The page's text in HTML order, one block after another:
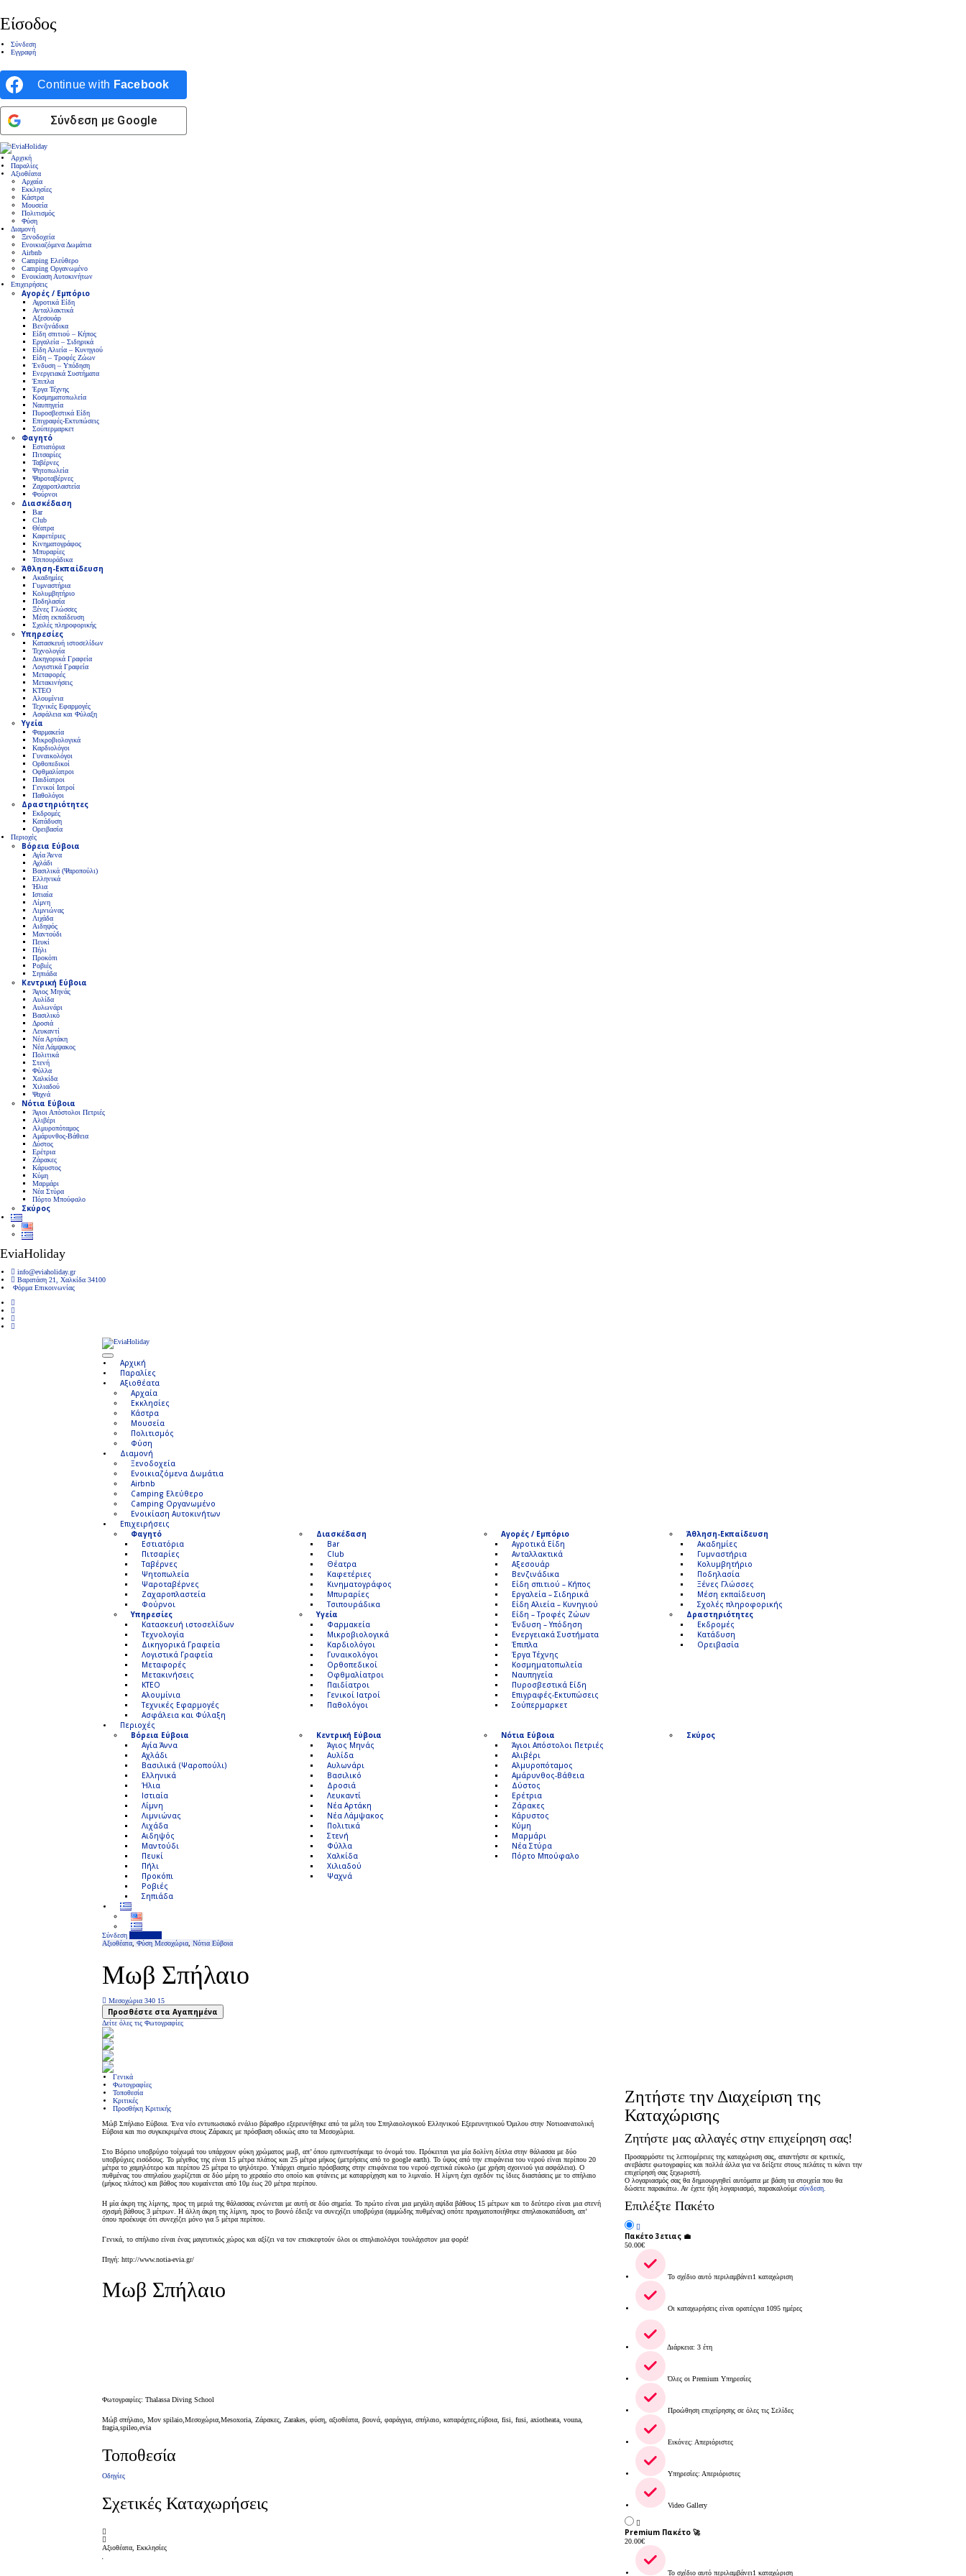
Είσοδος
Σύνδεση
Εγγραφή
Continue with Facebook
Σύνδεση με Google
Αρχική
Παραλίες
Αξιοθέατα
Αρχαία
Εκκλησίες
Κάστρα
Μουσεία
Πολιτισμός
Φύση
Διαμονή
Ξενοδοχεία
Ενοικιαζόμενα Δωμάτια
Airbnb
Camping Ελεύθερο
Camping Οργανωμένο
Ενοικίαση Αυτοκινήτων
Επιχειρήσεις
Αγορές / Εμπόριο
Αγροτικά Είδη
Ανταλλακτικά
Αξεσουάρ
Βενζινάδικα
Είδη σπιτιού – Κήπος
Εργαλεία – Σιδηρικά
Είδη Αλιεία – Κυνηγιού
Είδη – Τροφές Ζώων
Ένδυση – Υπόδηση
Ενεργειακά Συστήματα
Έπιπλα
Έργα Τέχνης
Κοσμηματοπωλεία
Ναυπηγεία
Πυροσβεστικά Είδη
Επιγραφές-Εκτυπώσεις
Σούπερμαρκετ
Φαγητό
Εστιατόρια
Πιτσαρίες
Ταβέρνες
Ψητοπωλεία
Ψαροταβέρνες
Ζαχαροπλαστεία
Φούρνοι
Διασκέδαση
Bar
Club
Θέατρα
Καφετέριες
Κινηματογράφος
Μπυραρίες
Τσιπουράδικα
Άθληση-Εκπαίδευση
Ακαδημίες
Γυμναστήρια
Κολυμβητήριο
Ποδηλασία
Ξένες Γλώσσες
Μέση εκπαίδευση
Σχολές πληροφορικής
Υπηρεσίες
Κατασκευή ιστοσελίδων
Τεχνολογία
Δικηγορικά Γραφεία
Λογιστικά Γραφεία
Μεταφορές
Μετακινήσεις
ΚΤΕΟ
Αλουμίνια
Τεχνικές Εφαρμογές
Ασφάλεια και Φύλαξη
Υγεία
Φαρμακεία
Μικροβιολογικά
Καρδιολόγοι
Γυναικολόγοι
Ορθοπεδικοί
Οφθμαλίατροι
Παιδίατροι
Γενικοί Ιατροί
Παθολόγοι
Δραστηριότητες
Εκδρομές
Κατάδυση
Ορειβασία
Περιοχές
Βόρεια Εύβοια
Αγία Άννα
Αχλάδι
Βασιλικά (Ψαροπούλι)
Ελληνικά
Ήλια
Ιστιαία
Λίμνη
Λιμνιώνας
Λιχάδα
Αιδηψός
Μαντούδι
Πευκί
Πήλι
Προκόπι
Ροβιές
Σηπιάδα
Κεντρική Εύβοια
Άγιος Μηνάς
Αυλίδα
Αυλωνάρι
Βασιλικό
Δροσιά
Λευκαντί
Νέα Αρτάκη
Νέα Λάμψακος
Πολιτικά
Στενή
Φύλλα
Χαλκίδα
Χιλιαδού
Ψαχνά
Νότια Εύβοια
Άγιοι Απόστολοι Πετριές
Αλιβέρι
Αλμυροπόταμος
Αμάρυνθος-Βάθεια
Δύστος
Ερέτρια
Ζάρακες
Κάρυστος
Κύμη
Μαρμάρι
Νέα Στύρα
Πόρτο Μπούφαλο
Σκύρος
EviaHoliday
info@eviaholiday.gr
Βαρατάση 21, Χαλκίδα 34100
Φόρμα Επικοινωνίας
Αρχική
Παραλίες
Αξιοθέατα
Αρχαία
Εκκλησίες
Κάστρα
Μουσεία
Πολιτισμός
Φύση
Διαμονή
Ξενοδοχεία
Ενοικιαζόμενα Δωμάτια
Airbnb
Camping Ελεύθερο
Camping Οργανωμένο
Ενοικίαση Αυτοκινήτων
Επιχειρήσεις
Αγορές / Εμπόριο
Αγροτικά Είδη
Ανταλλακτικά
Αξεσουάρ
Βενζινάδικα
Είδη σπιτιού – Κήπος
Εργαλεία – Σιδηρικά
Είδη Αλιεία – Κυνηγιού
Είδη – Τροφές Ζώων
Ένδυση – Υπόδηση
Ενεργειακά Συστήματα
Έπιπλα
Έργα Τέχνης
Κοσμηματοπωλεία
Ναυπηγεία
Πυροσβεστικά Είδη
Επιγραφές-Εκτυπώσεις
Σούπερμαρκετ
Φαγητό
Εστιατόρια
Πιτσαρίες
Ταβέρνες
Ψητοπωλεία
Ψαροταβέρνες
Ζαχαροπλαστεία
Φούρνοι
Διασκέδαση
Bar
Club
Θέατρα
Καφετέριες
Κινηματογράφος
Μπυραρίες
Τσιπουράδικα
Άθληση-Εκπαίδευση
Ακαδημίες
Γυμναστήρια
Κολυμβητήριο
Ποδηλασία
Ξένες Γλώσσες
Μέση εκπαίδευση
Σχολές πληροφορικής
Υπηρεσίες
Κατασκευή ιστοσελίδων
Τεχνολογία
Δικηγορικά Γραφεία
Λογιστικά Γραφεία
Μεταφορές
Μετακινήσεις
ΚΤΕΟ
Αλουμίνια
Τεχνικές Εφαρμογές
Ασφάλεια και Φύλαξη
Υγεία
Φαρμακεία
Μικροβιολογικά
Καρδιολόγοι
Γυναικολόγοι
Ορθοπεδικοί
Οφθμαλίατροι
Παιδίατροι
Γενικοί Ιατροί
Παθολόγοι
Δραστηριότητες
Εκδρομές
Κατάδυση
Ορειβασία
Περιοχές
Βόρεια Εύβοια
Αγία Άννα
Αχλάδι
Βασιλικά (Ψαροπούλι)
Ελληνικά
Ήλια
Ιστιαία
Λίμνη
Λιμνιώνας
Λιχάδα
Αιδηψός
Μαντούδι
Πευκί
Πήλι
Προκόπι
Ροβιές
Σηπιάδα
Κεντρική Εύβοια
Άγιος Μηνάς
Αυλίδα
Αυλωνάρι
Βασιλικό
Δροσιά
Λευκαντί
Νέα Αρτάκη
Νέα Λάμψακος
Πολιτικά
Στενή
Φύλλα
Χαλκίδα
Χιλιαδού
Ψαχνά
Νότια Εύβοια
Άγιοι Απόστολοι Πετριές
Αλιβέρι
Αλμυροπόταμος
Αμάρυνθος-Βάθεια
Δύστος
Ερέτρια
Ζάρακες
Κάρυστος
Κύμη
Μαρμάρι
Νέα Στύρα
Πόρτο Μπούφαλο
Σκύρος
Σύνδεση
Αξιοθέατα Φύση Μεσοχώρια Νότια Εύβοια
Μωβ Σπήλαιο
Μεσοχώρια 340 15
Προσθέστε στα Αγαπημένα
Δείτε όλες τις Φωτογραφίες
Γενικά
Φωτογραφίες
Τοποθεσία
Κριτικές
Προσθήκη Κριτικής
Μώβ Σπήλαιο Εύβοια. Ένα νέο εντυπωσιακό ενάλιο βάραθρο εξερευνήθηκε από τα μέλη του Σπηλαιολογικού Ελληνικού Εξερευνητικού Όμιλου στην Νοτιοανατολική
Εύβοια και πιο συγκεκριμένα στους Ζάρακες με πρόσβαση οδικώς απο τα Μεσοχώρια.
Στο Βόρειο υποβρύχιο τοίχωμά του υπάρχουν φύκη χρώματος μωβ, απ’ όπου εμπνευστήκαμε το όνομά του. Πρόκειται για μία δολίνη δίπλα στην θάλασσα με δύο
υποβρύχιες εισόδους. Το μέγεθος της είναι 15 μέτρα πλάτος και 25 μέτρα μήκος (μετρήσεις από το google earth). Το ύψος από την επιφάνεια του νερού είναι περίπου 20
μέτρα το χαμηλότερο και περίπου 25 μέτρα το ψηλότερο. Υπάρχει σημείο πρόσβασης στην επιφάνεια του νερού σχετικά εύκολο (με χρήση σχοινιού για ασφάλεια). Ο
πυθμένας του σπηλαίου χωρίζεται σε δύο μέρη το χερσαίο στο οποίο και φτάνεις με καταρρίχηση και το λιμναίο. Η λίμνη έχει σχεδόν τις ίδιες διαστάσεις με το σπήλαιο
(μήκος πλάτος) και βάθος που κυμαίνεται από 10μ έως 20 μέτρα περίπου.
Η μία άκρη της λίμνης, προς τη μεριά της θάλασσας ενώνεται με αυτή σε δύο σημεία. Το πρώτο είναι μια μεγάλη αψίδα βάθους 15 μέτρων και το δεύτερο είναι μια στενή
σχισμή βάθους 3 μέτρων. Η άλλη άκρη της λίμνη, προς το βουνό έδειξε να συνεχίζει υποβρύχια (αμμώδης πυθμένας) οπότε πραγματοποιήθηκε σπηλαιοκατάδυση, απ’
όπου προέκυψε ότι συνεχίζει μόνο για 5 μέτρα περίπου.
Γενικά, το σπήλαιο είναι ένας μαγευτικός χώρος και αξίζει να τον επισκεφτούν όλοι οι σπηλαιολόγοι τουλάχιστον μια φορά!
Πηγή: http://www.notia-evia.gr/
Μωβ Σπήλαιο
Φωτογραφίες: Thalassa Diving School
Μώβ σπήλαιο, Mov spilaio,Μεσοχώρια,Mesoxoria, Ζάρακες, Zarakes, φύση, αξιοθέατα, βουνά, φαράγγια, σπήλαιο, καταράχτες,εύβοια, fisi, fusi, axiotheata, vouna,
fragia,spileo,evia
Τοποθεσία
Οδηγίες
Σχετικές Καταχωρήσεις
Αξιοθέατα, Εκκλησίες
Ζητήστε την Διαχείριση της
Καταχώρισης
Ζητήστε μας αλλαγές στην επιχείρηση σας!
Προσαρμόστε τις λεπτομέρειες της καταχώριση σας, απαντήστε σε κριτικές,
ανεβάστε φωτογραφίες και πολλά άλλα για να δείξετε στους πελάτες τι κάνει την
επιχείρησή σας ξεχωριστή.
Ο λογαριασμός σας θα δημιουργηθεί αυτόματα με βάση τα στοιχεία που θα
δώσετε παρακάτω. Αν έχετε ήδη λογαριασμό, παρακαλούμε σύνδεση.
Επιλέξτε Πακέτο
Πακέτο 3ετιας 💼
50.00€
Το σχέδιο αυτό περιλαμβάνει1 καταχώριση
Οι καταχωρήσεις είναι ορατέςγια 1095 ημέρες
Διάρκεια: 3 έτη
Όλες οι Premium Υπηρεσίες
Προώθηση επιχείρησης σε όλες τις Σελίδες
Εικόνες: Απεριόριστες
Υπηρεσίες: Απεριόριστες
Video Gallery
Premium Πακέτο 🚀
20.00€
Το σχέδιο αυτό περιλαμβάνει1 καταχώριση